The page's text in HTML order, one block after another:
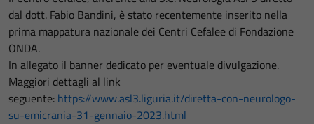
dal dott. Fabio Bandini, è stato recentemente inserito nella
prima mappatura nazionale dei Centri Cefalee di Fondazione
ONDA.
In allegato il banner dedicato per eventuale divulgazione.
Maggiori dettagli al link
seguente: https://www.asl3.liguria.it/diretta-con-neurologo-
su-emicrania-31-gennaio-2023.html